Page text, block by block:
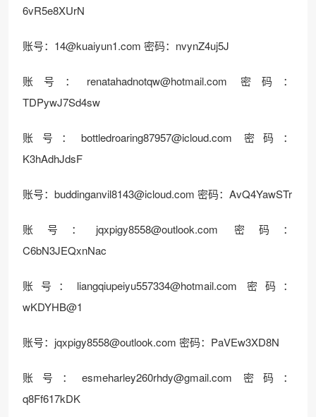
6vR5e8XUrN
账号： 14@kuaiyun1.com 密码：nvynZ4uj5J
账号： renatahadnotqw@hotmail.com 密码：
TDPywJ7Sd4sw
账号： bottledroaring87957@icloud.com 密码：
K3hAdhJdsF
账号： buddinganvil8143@icloud.com 密码：AvQ4YawSTr
账号： jqxpigy8558@outlook.com 密码：
C6bN3JEQxnNac
账号： liangqiupeiyu557334@hotmail.com 密码：
wKDYHB@1
账号： jqxpigy8558@outlook.com 密码：PaVEw3XD8N
账号： esmeharley260rhdy@gmail.com 密码：
q8Ff617kDK